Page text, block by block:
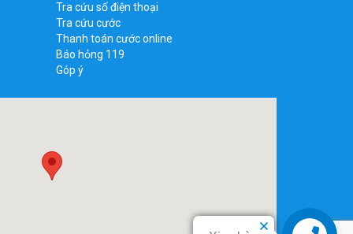
Tra cứu số điện thoại
Tra cứu cước
Thanh toán cước online
Báo hỏng 119
Góp ý